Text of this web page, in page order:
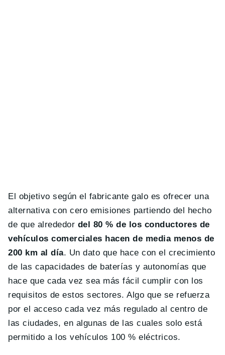
El objetivo según el fabricante galo es ofrecer una
alternativa con cero emisiones partiendo del hecho
de que alrededor del 80 % de los conductores de
vehículos comerciales hacen de media menos de
200 km al día. Un dato que hace con el crecimiento
de las capacidades de baterías y autonomías que
hace que cada vez sea más fácil cumplir con los
requisitos de estos sectores. Algo que se refuerza
por el acceso cada vez más regulado al centro de
las ciudades, en algunas de las cuales solo está
permitido a los vehículos 100 % eléctricos.